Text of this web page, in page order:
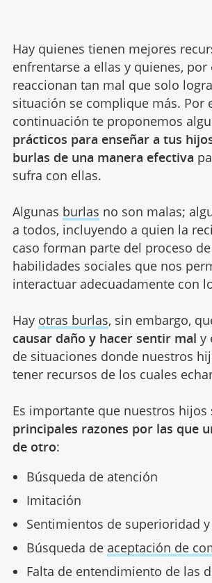
Hay quienes tienen mejores
enfrentarse a ellas y quienes,
reaccionan tan mal que solo
situación se complique más. Por
continuación te proponemos
prácticos para enseñar a tus
burlas de una manera efectiva
sufra con ellas.
Algunas burlas no son malas;
a todos, incluyendo a quien la
caso forman parte del proceso
habilidades sociales que nos
interactuar adecuadamente con
Hay otras burlas, sin embargo,
causar daño y hacer sentir mal y
de situaciones donde nuestros
tener recursos de los cuales
Es importante que nuestros hijos
principales razones por las que
de otro:
Búsqueda de atención
Imitación
Sentimientos de superioridad
Búsqueda de aceptación de
Falta de entendimiento de las